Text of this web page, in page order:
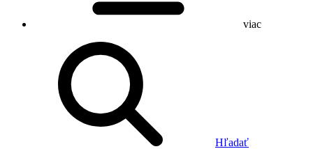
viac
Hľadať